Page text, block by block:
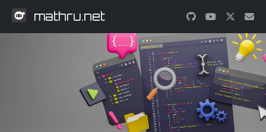
mathru.net